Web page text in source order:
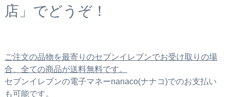
店」でどうぞ！
ご注文の品物を最寄りのセブンイレブンでお受け取りの場
合、全ての商品が送料無料です。
セブンイレブンの電子マネーnanaco(ナナコ)でのお支払い
も可能です。